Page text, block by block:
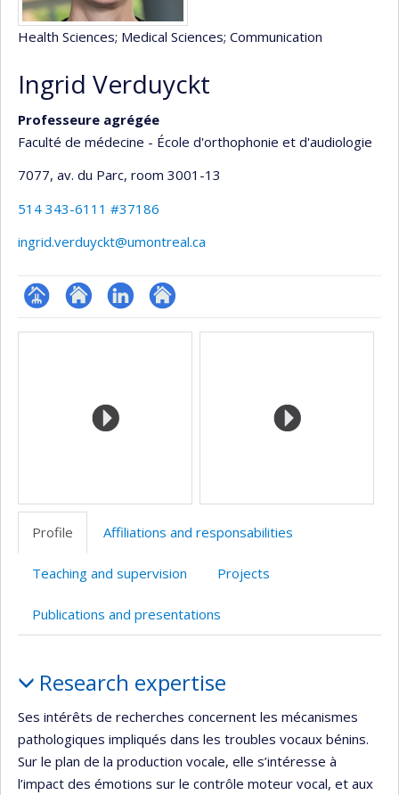
Health Sciences; Medical Sciences; Communication
Ingrid Verduyckt
Professeure agrégée
Faculté de médecine - École d'orthophonie et d'audiologie
7077, av. du Parc, room 3001-13
514 343-6111 #37186
ingrid.verduyckt@umontreal.ca
Page Site
recherche
LinkedInAutre
Media
Profile Affiliations and responsabilities
Teaching and supervision Projects
Publications and presentations
Research expertise
Ses intérêts de recherches concernent les mécanismes
pathologiques impliqués dans les troubles vocaux bénins.
Sur le plan de la production vocale, elle s’intéresse à
l’impact des émotions sur le contrôle moteur vocal, et aux